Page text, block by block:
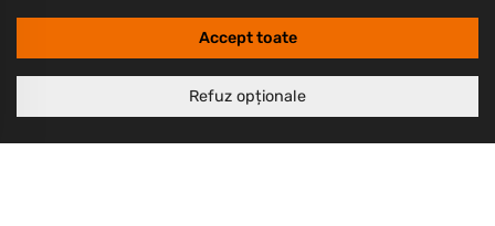
Accept toate
Refuz opționale